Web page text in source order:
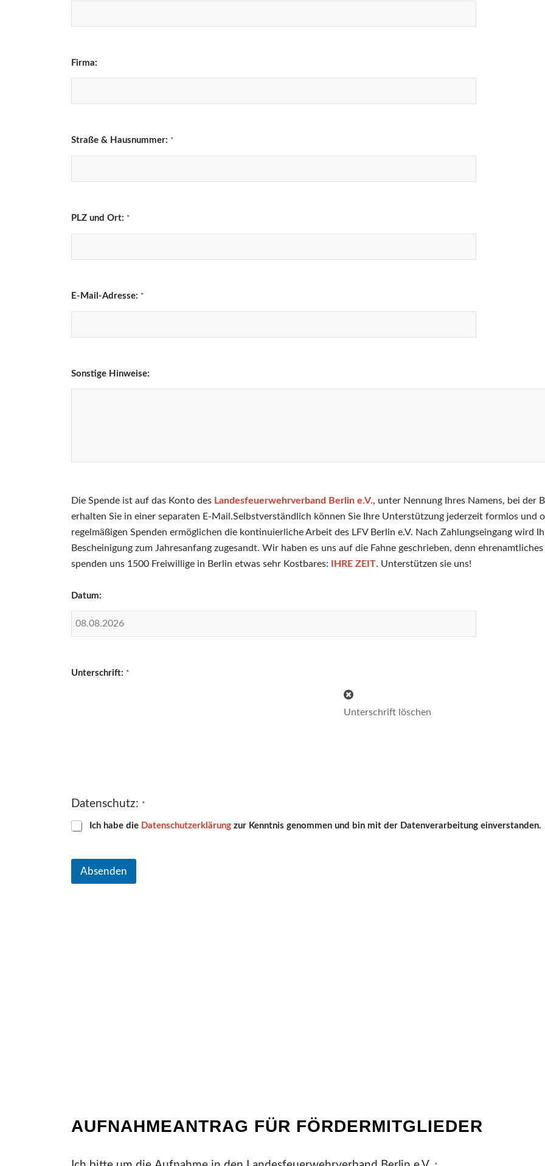
Firma:
Straße & Hausnummer: *
PLZ und Ort: *
E-Mail-Adresse: *
Sonstige Hinweise:
Die Spende ist auf das Konto des Landesfeuerwehrverband Berlin e.V., unter Nennung Ihres Namens, bei der
erhalten Sie in einer separaten E-Mail.Selbstverständlich können Sie Ihre Unterstützung jederzeit formlos und
regelmäßigen Spenden ermöglichen die kontinuierliche Arbeit des LFV Berlin e.V. Nach Zahlungseingang wird
Bescheinigung zum Jahresanfang zugesandt. Wir haben es uns auf die Fahne geschrieben, denn
spenden uns 1500 Freiwillige in Berlin etwas sehr Kostbares:
IHRE ZEIT. Unterstützen sie uns!
Datum:
Unterschrift: *
Unterschrift löschen
Datenschutz: *
Ich habe die Datenschutzerklärung zur Kenntnis genommen und bin mit der Datenverarbeitung einverstanden.
Absenden
AUFNAHMEANTRAG FÜR FÖRDERMITGLIEDER